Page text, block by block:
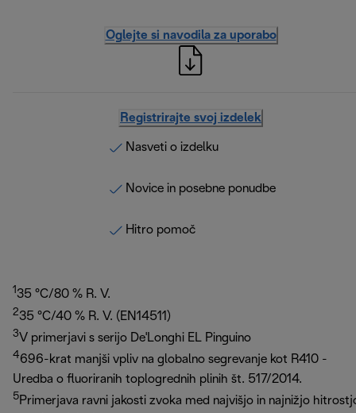
Oglejte si navodila za uporabo
Registrirajte svoj izdelek
Nasveti o izdelku
Novice in posebne ponudbe
Hitro pomoč
1 35 °C/80 % R. V.
235 °C/40 % R. V. (EN14511)
3V primerjavi s serijo De'Longhi EL Pinguino
4696-krat manjši vpliv na globalno segrevanje kot R410 -
Uredba o fluoriranih toplogrednih plinih št. 517/2014.
5Primerjava ravni jakosti zvoka med najvišjo in najnižjo